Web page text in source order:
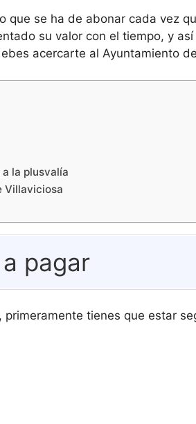
que se ha de abonar cada vez
su valor con el tiempo, y
acercarte al Ayuntamiento
la plusvalía
Villaviciosa
pagar
primeramente tienes que estar